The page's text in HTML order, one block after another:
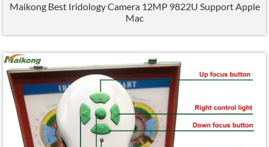
Maikong Best Iridology Camera 12MP 9822U Support Apple
Mac